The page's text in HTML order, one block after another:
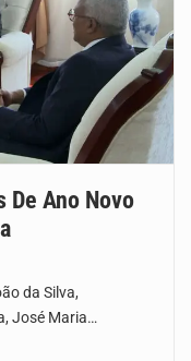
De Ano Novo
da Silva,
José Maria…